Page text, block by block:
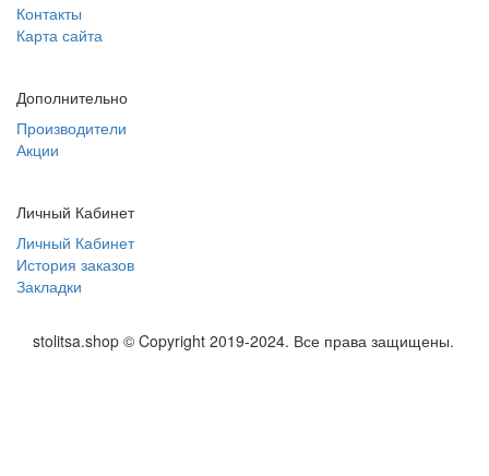
Контакты
Карта сайта
Дополнительно
Производители
Акции
Личный Кабинет
Личный Кабинет
История заказов
Закладки
stolitsa.shop © Copyright 2019-2024. Все права защищены.